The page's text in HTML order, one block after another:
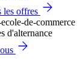
les offres
d'alternance